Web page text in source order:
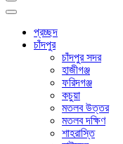
প্রচ্ছদ
চাঁদপুর
চাঁদপুর সদর
হাজীগঞ্জ
ফরিদগঞ্জ
কচুয়া
মতলব উত্তর
মতলব দক্ষিণ
শাহরাস্তি